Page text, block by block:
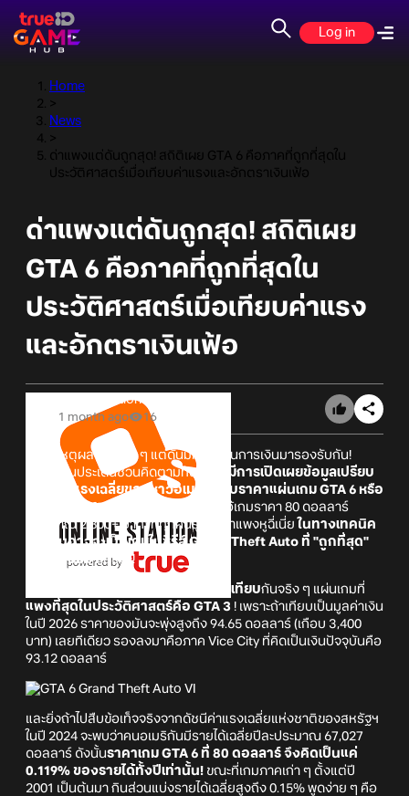
Log in
Home
>
News
>
ด่าแพงแต่ดันถูกสุด! สถิติเผย GTA 6 คือภาคที่ถูกที่สุดใน
ประวัติศาสตร์เมื่อเทียบค่าแรงและอักตราเงินเฟ้อ
ด่าแพงแต่ดันถูกสุด! สถิติเผย
GTA 6 คือภาคที่ถูกที่สุดใน
ประวัติศาสตร์เมื่อเทียบค่าแรง
และอักตราเงินเฟ้อ
Online Station
1 month ago
16
มาฟังเหตุผลข้าง ๆ คู ๆ แต่ดันมีหลักฐานการเงินมารองรับกัน!
กลายเป็นประเด็นชวนคิดตามทันที เมื่อ
มีการเปิดเผยข้อมูลเปรียบ
เทียบค่าแรงเฉลี่ยของชาวอเมริกันกับราคาแผ่นเกม GTA 6 หรือ
Grand Theft Auto VI
ผลปรากฏว่าไอ้เกมราคา 80 ดอลลาร์
(ประมาณ 2,800+ บาท) ที่ทุกคนรุมด่าว่าแพงหูฉี่เนี่ย ในทางเทคนิค
แล้วมันอาจจะเป็นเกมในซีรีส์ Grand Theft Auto ที่ "ถูกที่สุด"
เท่าที่เคยมีมาเลยนะ!
อัตราเงินเฟ้อมาคำนวณเทียบกันจริง ๆ แผ่นเกมที่
แพงที่สุดในประวัติศาสตร์คือ GTA 3 ! เพราะถ้าเทียบเป็นมูลค่าเงิน
ในปี 2026 ราคาของมันจะพุ่งสูงถึง 94.65 ดอลลาร์ (เกือบ 3,400
บาท) เลยทีเดียว รองลงมาคือภาค Vice City ที่คิดเป็นเงินปัจจุบันคือ
93.12 ดอลลาร์
และยิ่งถ้าไปสืบข้อเท็จจริงจากดัชนีค่าแรงเฉลี่ยแห่งชาติของสหรัฐฯ
ในปี 2024 จะพบว่าคนอเมริกันมีรายได้เฉลี่ยปีละประมาณ 67,027
ดอลลาร์ ดังนั้นราคาเกม GTA 6 ที่ 80 ดอลลาร์ จึงคิดเป็นแค่
0.119% ของรายได้ทั้งปีเท่านั้น! ขณะที่เกมภาคเก่า ๆ ตั้งแต่ปี
2001 เป็นต้นมา กินส่วนแบ่งรายได้เฉลี่ยสูงถึง 0.15% พูดง่าย ๆ คือ